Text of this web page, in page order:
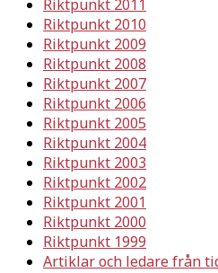
Riktpunkt 2011
Riktpunkt 2010
Riktpunkt 2009
Riktpunkt 2008
Riktpunkt 2007
Riktpunkt 2006
Riktpunkt 2005
Riktpunkt 2004
Riktpunkt 2003
Riktpunkt 2002
Riktpunkt 2001
Riktpunkt 2000
Riktpunkt 1999
Artiklar och ledare från